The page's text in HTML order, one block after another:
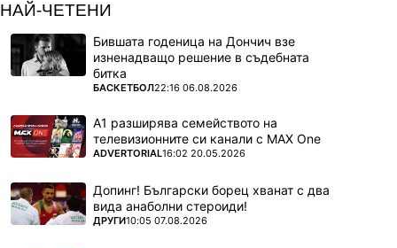
НАЙ-ЧЕТЕНИ
Бившата годеница на Дончич взе
изненадващо решение в съдебната
битка
ПОВЕЧЕ ОТ
БАСКЕТБОЛ22:16 06.08.2026
А1 разширява семейството на
телевизионните си канали с MAX One
ПОВЕЧЕ ОТ
ADVERTORIAL16:02 20.05.2026
Допинг! Български борец хванат с два
вида анаболни стероиди!
ПОВЕЧЕ ОТ
ДРУГИ10:05 07.08.2026